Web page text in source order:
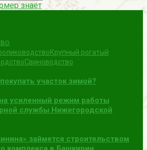
знает
Крупный рогатый
Свиноводство
участок зимой?
усиленный режим работы
службы Нижегородской
займется строительством